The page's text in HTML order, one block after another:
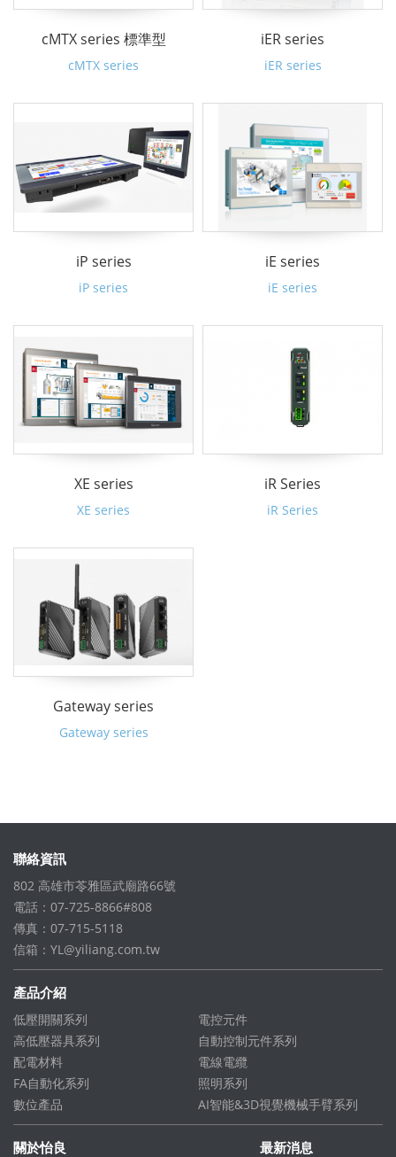
cMTX series 標準型
cMTX series
iER series
iER series
iP series
iP series
iE series
iE series
XE series
XE series
iR Series
iR Series
Gateway series
Gateway series
聯絡資訊
802 高雄市苓雅區武廟路66號
電話：07-725-8866#808
傳真：07-715-5118
信箱： YL@yiliang.com.tw
產品介紹
低壓開關系列
電控元件
高低壓器具系列
自動控制元件系列
配電材料
電線電纜
FA自動化系列
照明系列
數位產品
AI智能&3D視覺機械手臂系列
關於怡良 最新消息